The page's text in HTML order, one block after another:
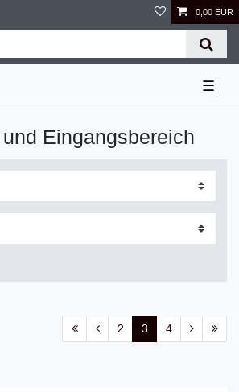
0,00 EUR
☰
Eingangsbereich
2 3 4